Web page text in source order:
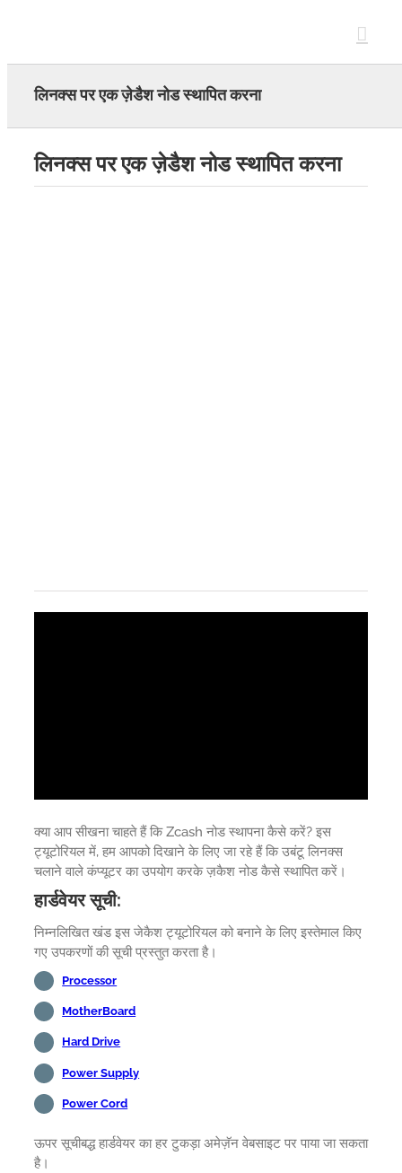
लिनक्स पर एक ज़ेडैश नोड स्थापित करना
लिनक्स पर एक ज़ेडैश नोड स्थापित करना
क्या आप सीखना चाहते हैं कि Zcash नोड स्थापना कैसे करें? इस
ट्यूटोरियल में, हम आपको दिखाने के लिए जा रहे हैं कि उबंटू लिनक्स
चलाने वाले कंप्यूटर का उपयोग करके ज़कैश नोड कैसे स्थापित करें।
हार्डवेयर सूची:
निम्नलिखित खंड इस जेकैश ट्यूटोरियल को बनाने के लिए इस्तेमाल किए
गए उपकरणों की सूची प्रस्तुत करता है।
Processor
MotherBoard
Hard Drive
Power Supply
Power Cord
ऊपर सूचीबद्ध हार्डवेयर का हर टुकड़ा अमेज़ॅन वेबसाइट पर पाया जा सकता
है।